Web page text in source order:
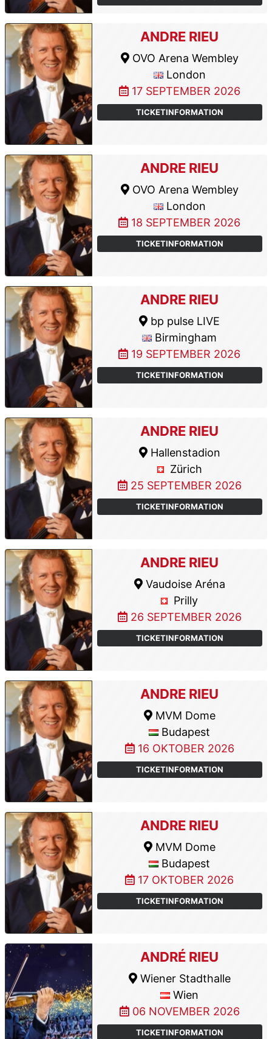
ANDRE RIEU
OVO Arena Wembley
London
17 SEPTEMBER 2026
TICKETINFORMATION
ANDRE RIEU
OVO Arena Wembley
London
18 SEPTEMBER 2026
TICKETINFORMATION
ANDRE RIEU
bp pulse LIVE
Birmingham
19 SEPTEMBER 2026
TICKETINFORMATION
ANDRE RIEU
Hallenstadion
Zürich
25 SEPTEMBER 2026
TICKETINFORMATION
ANDRE RIEU
Vaudoise Aréna
Prilly
26 SEPTEMBER 2026
TICKETINFORMATION
ANDRE RIEU
MVM Dome
Budapest
16 OKTOBER 2026
TICKETINFORMATION
ANDRE RIEU
MVM Dome
Budapest
17 OKTOBER 2026
TICKETINFORMATION
ANDRÉ RIEU
Wiener Stadthalle
Wien
06 NOVEMBER 2026
TICKETINFORMATION